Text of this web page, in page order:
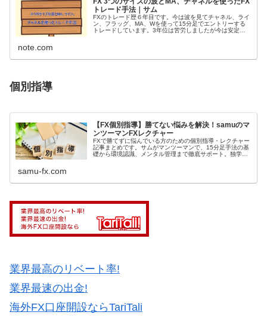
トレード手法｜サム
FXのトレード歴６年目です。今は波を見てチャネル、ライ
ン、フラッグ、MA、Wを使って15分足でエントリーする
トレードしています。3年位は苦労しましたが今は安定し
note.com
個別指導
【FX個別指導】勝てない悩みを解決！samuのマ
ンツーマンFXレクチャー
FXで勝てずに悩んでいる方のための個別指導・レクチャー
記事まとめです。サムがマンツーマンで、15分足手法の基
礎から環境認識、メンタル管理まで徹底サポート。独学で
samu-fx.com
業界最高のリベート率!
業界最速の出金!
海外FX口座開設ならTariTali